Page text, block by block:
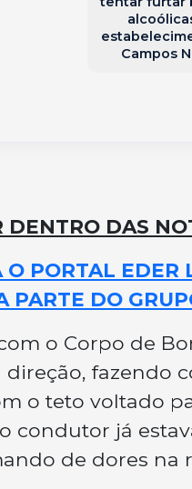
Campos
DENTRO DAS
O PORTAL
PARTE DO
o Corpo de
fazendo
o teto voltado
condutor já
de dores na